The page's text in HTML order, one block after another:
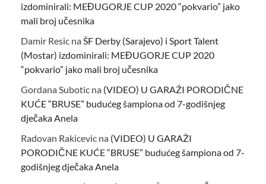
izdominirali: MEĐUGORJE CUP 2020 “pokvario” jako
mali broj učesnika
Damir Resic naŠF Derby (Sarajevo) i Sport Talent
(Mostar) izdominirali: MEĐUGORJE CUP 2020
“pokvario” jako mali broj učesnika
Gordana Subotic na (VIDEO) U GARAŽI PORODIČNE
KUĆE “BRUSE” budućeg šampiona od 7-godišnjeg
dječaka Anela
Radovan Rakicevic na (VIDEO) U GARAŽI
PORODIČNE KUĆE “BRUSE” budućeg šampiona od 7-
godišnjeg dječaka Anela